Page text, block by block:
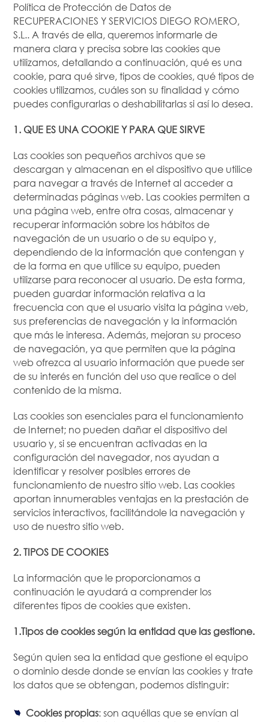
Política de Protección de Datos de
RECUPERACIONES Y SERVICIOS DIEGO ROMERO,
S.L.. A través de ella, queremos informarle de
manera clara y precisa sobre las cookies que
utilizamos, detallando a continuación, qué es una
cookie, para qué sirve, tipos de cookies, qué tipos de
cookies utilizamos, cuáles son su finalidad y cómo
puedes configurarlas o deshabilitarlas si así lo desea.
1. QUE ES UNA COOKIE Y PARA QUE SIRVE
Las cookies son pequeños archivos que se
descargan y almacenan en el dispositivo que utilice
para navegar a través de Internet al acceder a
determinadas páginas web. Las cookies permiten a
una página web, entre otra cosas, almacenar y
recuperar información sobre los hábitos de
navegación de un usuario o de su equipo y,
dependiendo de la información que contengan y
de la forma en que utilice su equipo, pueden
utilizarse para reconocer al usuario. De esta forma,
pueden guardar información relativa a la
frecuencia con que el usuario visita la página web,
sus preferencias de navegación y la información
que más le interesa. Además, mejoran su proceso
de navegación, ya que permiten que la página
web ofrezca al usuario información que puede ser
de su interés en función del uso que realice o del
contenido de la misma.
Las cookies son esenciales para el funcionamiento
de Internet; no pueden dañar el dispositivo del
usuario y, si se encuentran activadas en la
configuración del navegador, nos ayudan a
identificar y resolver posibles errores de
funcionamiento de nuestro sitio web. Las cookies
aportan innumerables ventajas en la prestación de
servicios interactivos, facilitándole la navegación y
uso de nuestro sitio web.
2. TIPOS DE COOKIES
La información que le proporcionamos a
continuación le ayudará a comprender los
diferentes tipos de cookies que existen.
1.Tipos de cookies según la entidad que las gestione.
Según quien sea la entidad que gestione el equipo
o dominio desde donde se envían las cookies y trate
los datos que se obtengan, podemos distinguir:
Cookies propias: son aquéllas que se envían al